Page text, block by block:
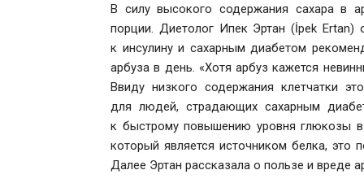
В силу высокого содержания сахара в
порции. Диетолог Ипек Эртан (İpek Ertan)
к инсулину и сахарным диабетом
арбуза в день. «Хотя арбуз кажется
Ввиду низкого содержания клетчатки
для людей, страдающих сахарным
к быстрому повышению уровня глюкозы
который является источником белка, это
Далее Эртан рассказала о пользе и вреде